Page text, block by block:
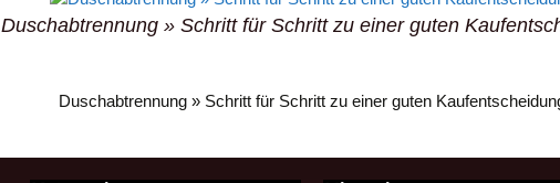
Duschabtrennung » Schritt für Schritt zu einer guten
Duschabtrennung » Schritt für Schritt zu einer guten